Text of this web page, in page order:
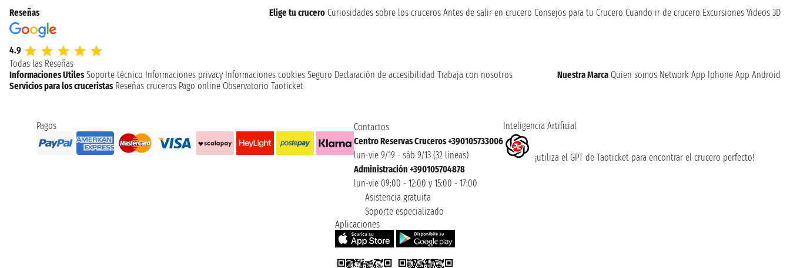
Reseñas
4.9
Todas las Reseñas
Elige tu crucero Curiosidades sobre los cruceros Antes de salir en crucero Consejos para tu Crucero Cuando ir de crucero Excursiones Videos 3D
Informaciones Utiles Soporte técnico Informaciones privacy Informaciones cookies Seguro Declaración de accesibilidad Trabaja con nosotros Nuestra Marca Quien somos Network App Iphone App Android
Servicios para los cruceristas Reseñas cruceros Pago online Observatorio Taoticket
Pagos
Contactos
Centro Reservas Cruceros +390105733006
lun-vie 9/19 - sáb 9/13 (32 lineas)
Administración +390105704878
lun-vie 09:00 - 12:00 y 15:00 - 17:00
Asistencia gratuita
Soporte especializado
Inteligencia Artificial
¡utiliza el GPT de Taoticket para encontrar el crucero perfecto!
Aplicaciones